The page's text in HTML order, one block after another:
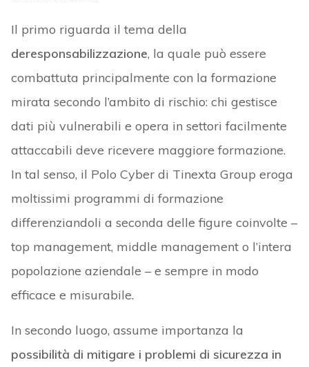
Il primo riguarda il tema della
deresponsabilizzazione, la quale può essere
combattuta principalmente con la formazione
mirata secondo l’ambito di rischio: chi gestisce
dati più vulnerabili e opera in settori facilmente
attaccabili deve ricevere maggiore formazione.
In tal senso, il Polo Cyber di Tinexta Group eroga
moltissimi programmi di formazione
differenziandoli a seconda delle figure coinvolte –
top management, middle management o l’intera
popolazione aziendale – e sempre in modo
efficace e misurabile.
In secondo luogo, assume importanza la
possibilità di mitigare i problemi di sicurezza in